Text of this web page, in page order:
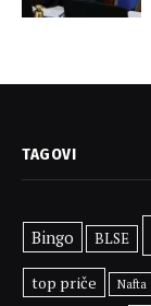
TAGOVI
Bingo BLSE
top priče Nafta